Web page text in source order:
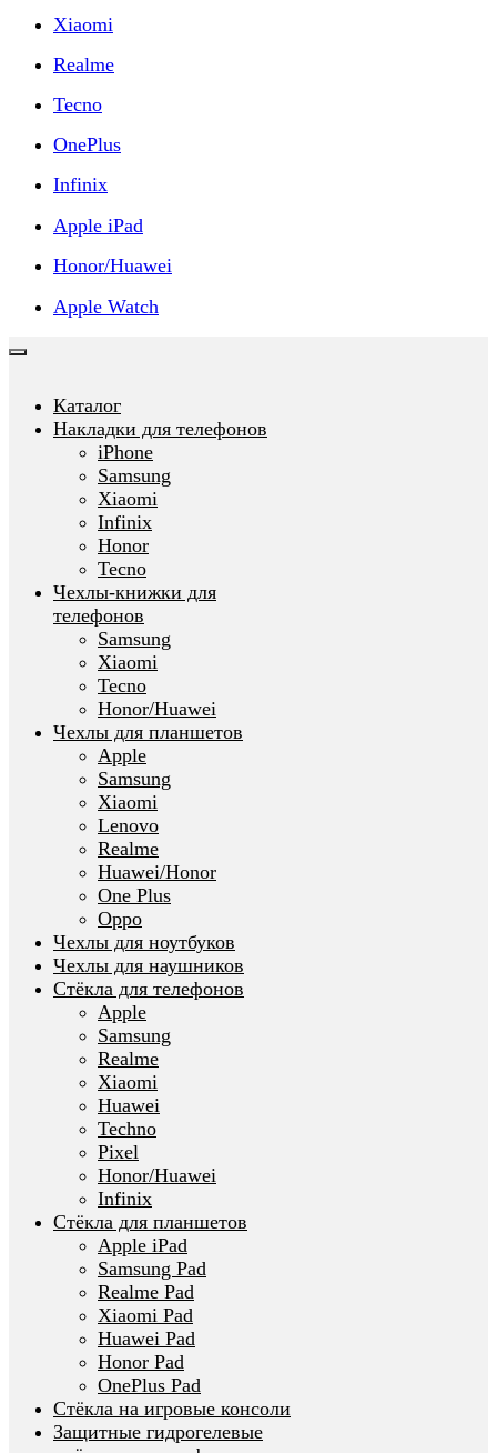
Xiaomi
Realme
Tecno
OnePlus
Infinix
Apple iPad
Honor/Huawei
Apple Watch
Каталог
Накладки для телефонов
iPhone
Samsung
Xiaomi
Infinix
Honor
Tecno
Чехлы-книжки для
телефонов
Samsung
Xiaomi
Tecno
Honor/Huawei
Чехлы для планшетов
Apple
Samsung
Xiaomi
Lenovo
Realme
Huawei/Honor
One Plus
Oppo
Чехлы для ноутбуков
Чехлы для наушников
Стёкла для телефонов
Apple
Samsung
Realme
Xiaomi
Huawei
Techno
Pixel
Honor/Huawei
Infinix
Стёкла для планшетов
Apple iPad
Samsung Pad
Realme Pad
Xiaomi Pad
Huawei Pad
Honor Pad
OnePlus Pad
Стёкла на игровые консоли
Защитные гидрогелевые